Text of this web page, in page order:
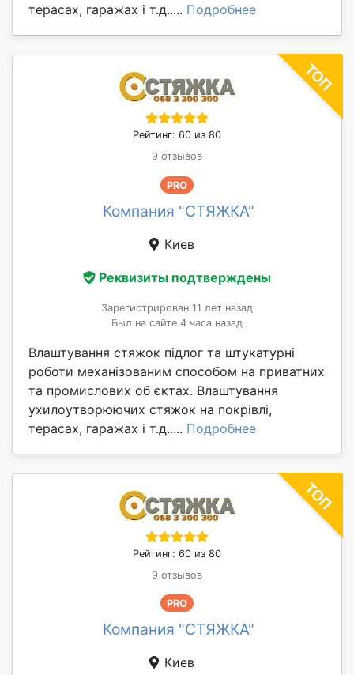
терасах, гаражах і т.д..... Подробнее
Рейтинг: 60 из 80
9 отзывов
PRO
Компания "СТЯЖКА"
Киев
Реквизиты подтверждены
Зарегистрирован 11 лет назад
Был на сайте 4 часа назад
Влаштування стяжок підлог та штукатурні
роботи механізованим способом на приватних
та промислових об єктах. Влаштування
ухилоутворюючих стяжок на покрівлі,
терасах, гаражах і т.д..... Подробнее
Рейтинг: 60 из 80
9 отзывов
PRO
Компания "СТЯЖКА"
Киев